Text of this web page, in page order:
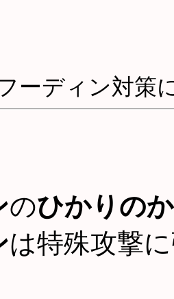
ーディン対策
のひかりの
は特殊攻撃